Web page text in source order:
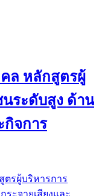
ล หลักสูตรผู้
ระดับสูง ด้าน
กิจการ